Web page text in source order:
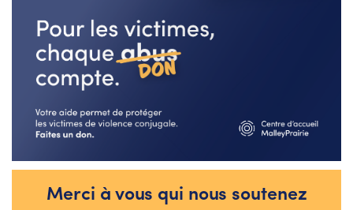
Merci à vous qui nous soutenez